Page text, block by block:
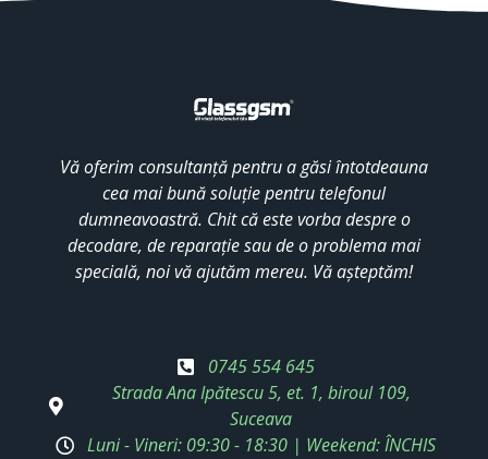
Vă oferim consultanță pentru a găsi întotdeauna
cea mai bună soluție pentru telefonul
dumneavoastră. Chit că este vorba despre o
decodare, de reparație sau de o problema mai
specială, noi vă ajutăm mereu. Vă așteptăm!
0745 554 645
Strada Ana Ipătescu 5, et. 1, biroul 109,
Suceava
Luni - Vineri: 09:30 - 18:30 | Weekend: ÎNCHIS